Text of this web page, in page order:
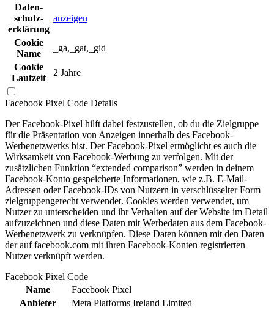
Daten­
schutz­
erklä­rung
anzeigen
Cookie
Name
_ga,_gat,_gid
Cookie
Laufzeit
2 Jahre
Facebook Pixel Code Details
Der Facebook-Pixel hilft dabei festzustellen, ob du die Zielgruppe
für die Präsentation von Anzeigen innerhalb des Facebook-
Werbenetzwerks bist. Der Facebook-Pixel ermöglicht es auch die
Wirksamkeit von Facebook-Werbung zu verfolgen. Mit der
zusätzlichen Funktion “extended comparison” werden in deinem
Facebook-Konto gespeicherte Informationen, wie z.B. E-Mail-
Adressen oder Facebook-IDs von Nutzern in verschlüsselter Form
zielgruppengerecht verwendet. Cookies werden verwendet, um
Nutzer zu unterscheiden und ihr Verhalten auf der Website im Detail
aufzuzeichnen und diese Daten mit Werbedaten aus dem Facebook-
Werbenetzwerk zu verknüpfen. Diese Daten können mit den Daten
der auf facebook.com mit ihren Facebook-Konten registrierten
Nutzer verknüpft werden.
Facebook Pixel Code
Name
Facebook Pixel
Anbieter
Meta Platforms Ireland Limited